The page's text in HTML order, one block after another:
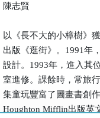
陳志賢
以《長不大的小樟樹》
出版《逛街》。1991年
設計。1993年，進入其
室進修。課餘時，常旅
集童玩豐富了圖畫書創
Houghton Mifflin出版英